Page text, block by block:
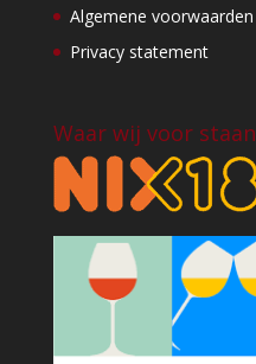
Algemene voorwaarden
Privacy statement
Waar wij voor staan